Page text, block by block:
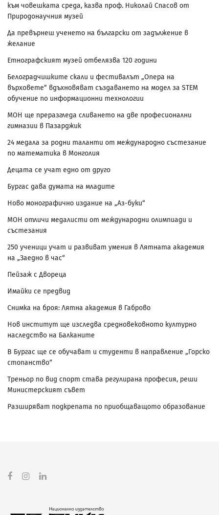
към човешката среда, казва проф. Николай Спасов от
Природонаучния музей
Да превърнеш ученето на български от задължение в
желание
Етнографският музей отбелязва 120 години
Белоградчишките скали и фестивалът „Опера на
върховете“ вдъхновяват създаването на модел за STEM
обучение по информационни технологии
МОН ще преразгледа сливането на две професионални
гимназии в Пазарджик
24 медала за родни таланти от международно състезание
по математика в Монголия
Децата се учат едно от друго
Бургас дава думата на младите
Ново монографично издание на „Аз-буки“
МОН отличи медалисти от международни олимпиади и
състезания
250 ученици учат и развиват умения в Лятната академия
на „Заедно в час“
Пейзаж с Двореца
Имайки се предвид
Снимка на броя: Лятна академия в Габрово
Нов институт ще изследва средновековното културно
наследство на Балканите
В Бургас ще се обучават и студенти в направление „Горско
стопанство“
Треньор по вид спорт става регулирана професия, реши
Министерският съвет
Разширяват подкрепата по приобщаващото образование